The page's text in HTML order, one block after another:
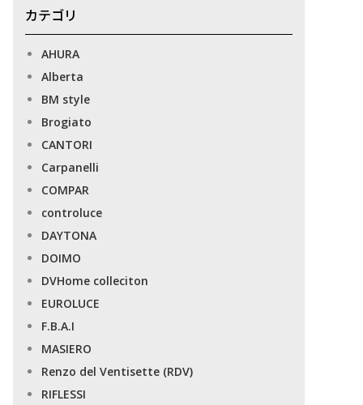
カテゴリ
AHURA
Alberta
BM style
Brogiato
CANTORI
Carpanelli
COMPAR
controluce
DAYTONA
DOIMO
DVHome colleciton
EUROLUCE
F.B.A.I
MASIERO
Renzo del Ventisette (RDV)
RIFLESSI